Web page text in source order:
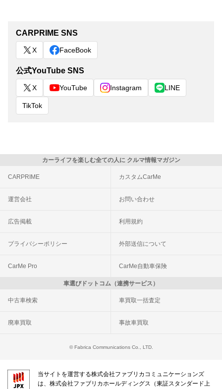
CARPRIME SNS
X FaceBook
公式YouTube SNS
X YouTube Instagram LINE
TikTok
カーライフを楽しむ全ての人に クルマ情報マガジン
CARPRIME カスタムCarMe
運営会社 お問い合わせ
広告掲載 利用規約
プライバシーポリシー 外部送信について
CarMe Pro CarMe自動車保険
車選びドットコム（連携サービス）
中古車検索 車買取一括査定
廃車買取 事故車買取
© Fabrica Communications Co., LTD.
当サイトを運営する株式会社ファブリカコミュニケーションズ
は、株式会社ファブリカホールディングス（東証スタンダード上